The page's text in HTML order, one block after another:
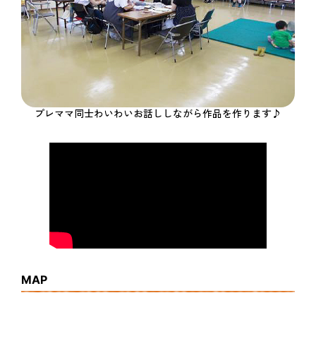
プレママ同士わいわいお話ししながら作品を作ります♪
MAP